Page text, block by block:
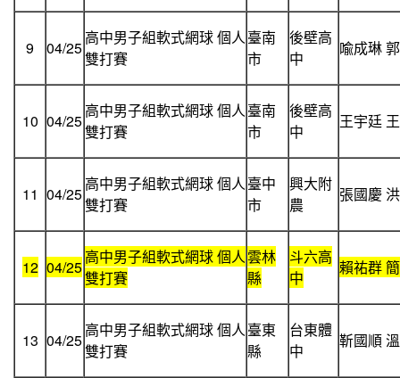
9 04/25
高中男子組軟式網球 個人
雙打賽
臺南
市
後壁高
中
喩成琳
10 04/25
高中男子組軟式網球 個人
雙打賽
臺南
市
後壁高
中
王宇廷
11 04/25
高中男子組軟式網球 個人
雙打賽
臺中
市
興大附
農
張國慶
12 04/25
高中男子組軟式網球 個人
雙打賽
雲林
縣
斗六高
中
賴祐群
13 04/25
高中男子組軟式網球 個人
雙打賽
臺東
縣
台東體
中
靳國順